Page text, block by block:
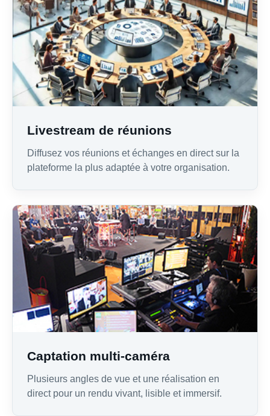
Livestream de réunions
Diffusez vos réunions et échanges en direct sur la
plateforme la plus adaptée à votre organisation.
Captation multi-caméra
Plusieurs angles de vue et une réalisation en
direct pour un rendu vivant, lisible et immersif.